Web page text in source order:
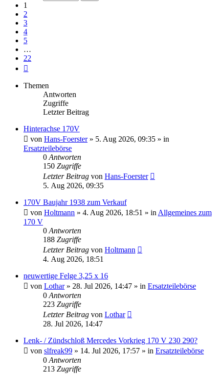
1
2
3
4
5
…
22
Themen
Antworten
Zugriffe
Letzter Beitrag
Hinterachse 170V
von Hans-Foerster» 5. Aug 2026, 09:35 » in
Ersatzteilebörse
0 Antworten
150 Zugriffe
Letzter Beitrag von Hans-Foerster
5. Aug 2026, 09:35
170V Baujahr 1938 zum Verkauf
von Holtmann » 4. Aug 2026, 18:51 » in Allgemeines zum
170 V
0 Antworten
188 Zugriffe
Letzter Beitrag von Holtmann
4. Aug 2026, 18:51
neuwertige Felge 3,25 x 16
von Lothar» 28. Jul 2026, 14:47 » in Ersatzteilebörse
0 Antworten
223 Zugriffe
Letzter Beitrag von Lothar
28. Jul 2026, 14:47
Lenk- / Zündschloß Mercedes Vorkrieg 170 V 230 290?
von slfreak99 » 14. Jul 2026, 17:57 » in Ersatzteilebörse
0 Antworten
213 Zugriffe